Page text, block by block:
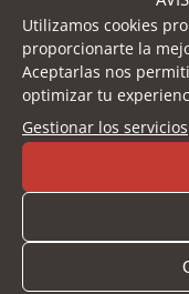
Utilizamos cookies
proporcionarte la
Aceptarlas nos
optimizar tu
Gestionar los servicios
Para ello, estarán
Eva Ballarín,
HORECA; Toni
Burns, fundador
Jimmy Pons,
director creativo
(Colombia);
Restaurante y La
o Marian Ruiz,